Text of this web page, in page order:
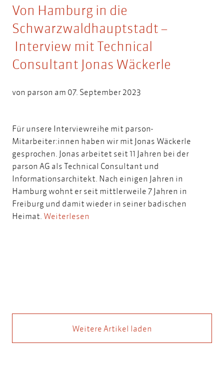
Von Hamburg in die
Schwarzwaldhauptstadt –
Interview mit Technical
Consultant Jonas Wäckerle
von parson am 07. September 2023
Für unsere Interviewreihe mit parson-
Mitarbeiter:innen haben wir mit Jonas Wäckerle
gesprochen. Jonas arbeitet seit 11 Jahren bei der
parson AG als Technical Consultant und
Informationsarchitekt. Nach einigen Jahren in
Hamburg wohnt er seit mittlerweile 7 Jahren in
Freiburg und damit wieder in seiner badischen
Heimat. Weiterlesen
Weitere Artikel laden